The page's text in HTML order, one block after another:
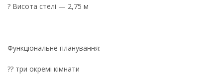
? Висота стелі — 2,75 м
Функціональне планування:
?? три окремі кімнати